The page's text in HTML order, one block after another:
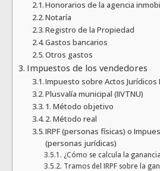
Honorarios de la agencia
Notaría
Registro de la Propiedad
Gastos bancarios
Otros gastos
Impuestos de los vendedores
Impuesto sobre Actos Jurídicos
Plusvalía municipal (IIVTNU)
1. Método objetivo
2. Método real
IRPF (personas físicas) o
(personas jurídicas)
¿Cómo se calcula la
Tramos del IRPF sobre la